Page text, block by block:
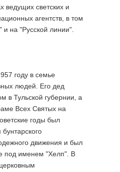
ведущих светских и
агентств, в том
на "Русской линии".
году в семье
людей. Его дед
в Тульской губернии, а
Всех Святых на
годы был
движения и был
под именем "Хелп". В